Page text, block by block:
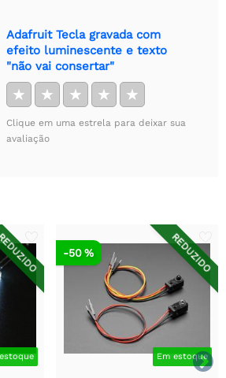
Adafruit Tecla gravada com
efeito luminescente e texto
"não vai consertar"
★ ★ ★ ★ ★
Clique em uma estrela para deixar sua
avaliação

REDUZIDO
Em estoque
-50 %